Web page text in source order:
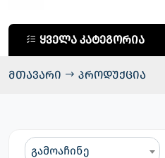
ყველა კატეგორია
კომპიუტერული ტექნიკა
აუდიო ტექნიკა
ყველა კატეგორია
მთავარი პროდუქცია
გამოაჩინე